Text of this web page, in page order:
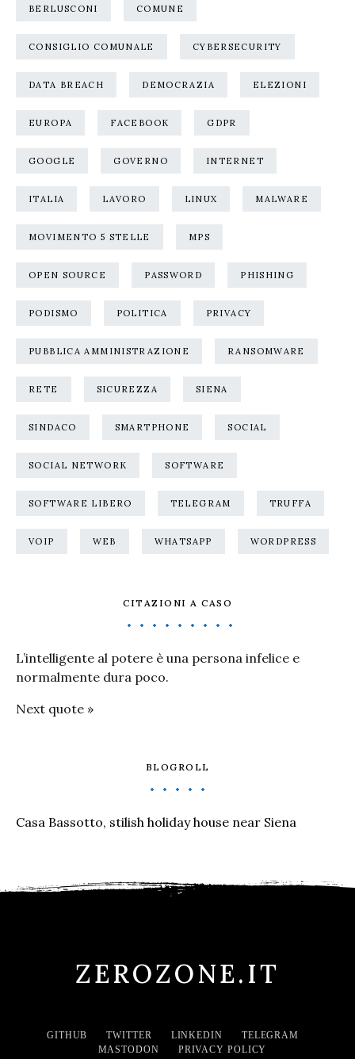
BERLUSCONI COMUNE
CONSIGLIO COMUNALE CYBERSECURITY
DATA BREACH DEMOCRAZIA ELEZIONI
EUROPA FACEBOOK GDPR
GOOGLE GOVERNO INTERNET
ITALIA LAVORO LINUX MALWARE
MOVIMENTO 5 STELLE MPS
OPEN SOURCE PASSWORD PHISHING
PODISMO POLITICA PRIVACY
PUBBLICA AMMINISTRAZIONE RANSOMWARE
RETE SICUREZZA SIENA
SINDACO SMARTPHONE SOCIAL
SOCIAL NETWORK SOFTWARE
SOFTWARE LIBERO TELEGRAM TRUFFA
VOIP WEB WHATSAPP WORDPRESS
CITAZIONI A CASO
L’intelligente al potere è una persona infelice e
normalmente dura poco.
Next quote »
BLOGROLL
Casa Bassotto, stilish holiday house near Siena
ZEROZONE.IT
GITHUB TWITTER LINKEDIN
TELEGRAM
MASTODON
PRIVACY POLICY